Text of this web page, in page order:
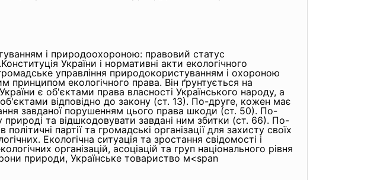
і природоохороною: правовий статус
України і нормативні акти екологічного
управління природокористуванням і охороною
екологічного права. Він ґрунтується на
є об'єктами права власності Українського народу, а
відповідно до закону (ст. 13). По-друге, кожен має
завданої порушенням цього права шкоди (ст. 50). По-
та відшкодовувати завдані ним збитки (ст. 66). По-
партії та громадські організації для захисту своїх
Екологічна ситуація та зростання свідомості і
організацій, асоціацій та груп національного рівня
природи, Українське товариство м<span